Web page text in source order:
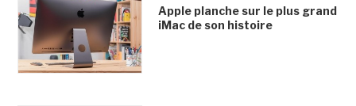
Apple planche sur le plus grand
iMac de son histoire